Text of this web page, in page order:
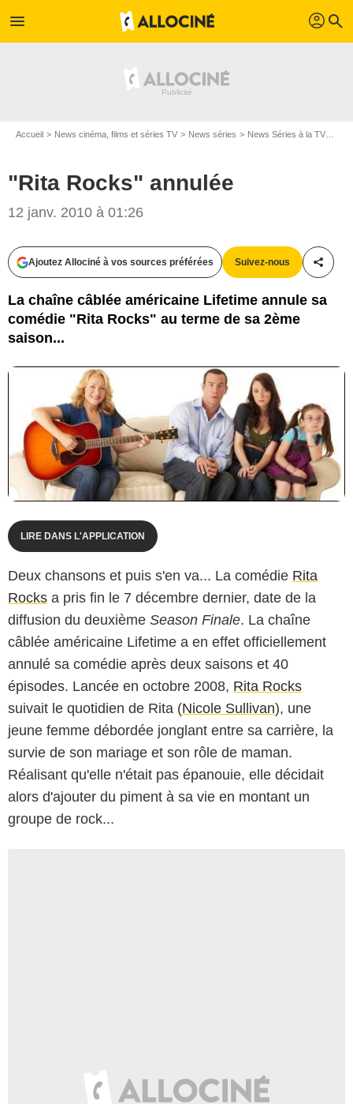
menu profil search
Accueil News cinéma, films et séries TV News séries News Séries à la TV
"Rita Rocks" annulée
12 janv. 2010 à 01:26
Ajoutez Allociné à vos sources préférées Suivez-nous
La chaîne câblée américaine Lifetime annule sa
comédie "Rita Rocks" au terme de sa 2ème
saison...
LIRE DANS L'APPLICATION
Deux chansons et puis s'en va... La comédie Rita
Rocks a pris fin le 7 décembre dernier, date de la
diffusion du deuxième Season Finale. La chaîne
câblée américaine Lifetime a en effet officiellement
annulé sa comédie après deux saisons et 40
épisodes. Lancée en octobre 2008, Rita Rocks
suivait le quotidien de Rita (Nicole Sullivan), une
jeune femme débordée jonglant entre sa carrière, la
survie de son mariage et son rôle de maman.
Réalisant qu'elle n'était pas épanouie, elle décidait
alors d'ajouter du piment à sa vie en montant un
groupe de rock...